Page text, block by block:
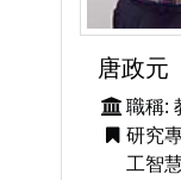
唐政元
職稱:
研究
工智